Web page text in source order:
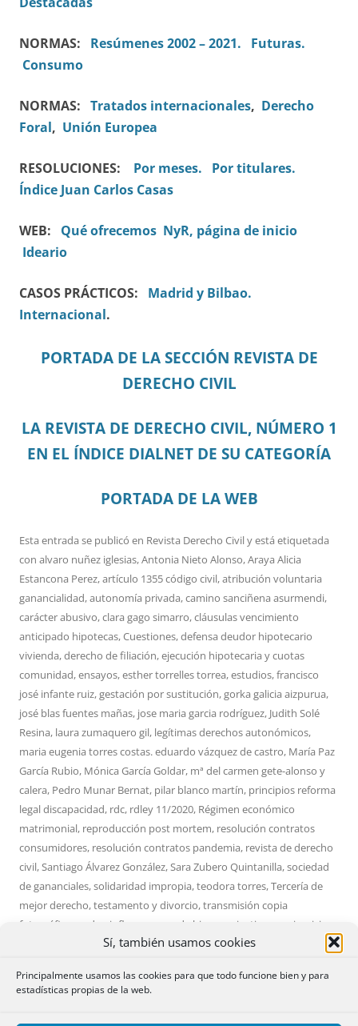
Sí, también usamos cookies
Principalmente usamos las cookies para que todo funcione bien y para
estadísticas propias de la web.
NORMAS: Resúmenes 2002 – 2021.
Futuras.
Consumo
NORMAS: Tratados internacionales, Derecho
Foral, Unión Europea
RESOLUCIONES: Por meses.
Por titulares.
Índice Juan Carlos Casas
WEB: Qué ofrecemos NyR, página de inicio
Ideario
CASOS PRÁCTICOS: Madrid y Bilbao.
Internacional.
PORTADA DE LA SECCIÓN REVISTA DE
DERECHO CIVIL
LA REVISTA DE DERECHO CIVIL, NÚMERO 1
EN EL ÍNDICE DIALNET DE SU CATEGORÍA
PORTADA DE LA WEB
Esta entrada se publicó en Revista Derecho Civily está etiquetada
con alvaro nuñez iglesias,Antonia Nieto Alonso,Araya Alicia
Estancona Perez,artículo 1355 código civil,atribución voluntaria
ganancialidad,autonomía privada,camino sanciñena asurmendi,
carácter abusivo,clara gago simarro,cláusulas vencimiento
anticipado hipotecas,Cuestiones,defensa deudor hipotecario
vivienda,derecho de filiación,ejecución hipotecaria y cuotas
comunidad,ensayos,esther torrelles torrea,estudios,francisco
josé infante ruiz,gestación por sustitución,gorka galicia aizpurua,
josé blas fuentes mañas, jose maria garcia rodríguez, Judith Solé
Resina, laura zumaquero gil, legítimas derechos autonómicos,
maria eugenia torres costas. eduardo vázquez de castro, María Paz
García Rubio, Mónica García Goldar, mª del carmen gete-alonso y
calera, Pedro Munar Bernat, pilar blanco martín, principios reforma
legal discapacidad, rdc, rdley 11/2020, Régimen económico
matrimonial, reproducción post mortem, resolución contratos
consumidores, resolución contratos pandemia, revista de derecho
civil,Santiago Álvarez González,Sara Zubero Quintanilla,sociedad
de gananciales,solidaridad impropia,teodora torres,Tercería de
mejor derecho,testamento y divorcio,transmisión copia
fotográfica
undue influence uso de bienes privativos varia
vicio
del consentimiento, Víctor Bastante Granellen04/07/2021